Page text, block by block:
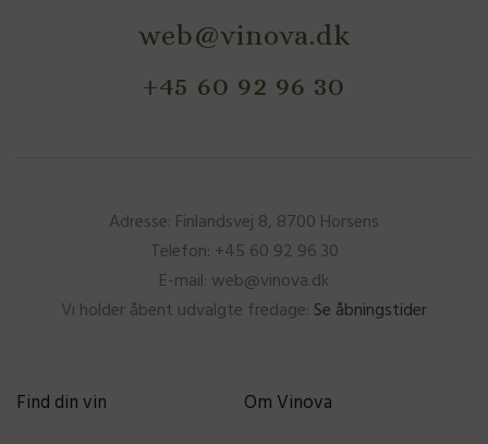
web@vinova.dk
+45 60 92 96 30
Adresse: Finlandsvej 8, 8700 Horsens
Telefon: +45 60 92 96 30
E-mail: web@vinova.dk
Vi holder åbent udvalgte fredage: Se åbningstider
Find din vin
Om Vinova